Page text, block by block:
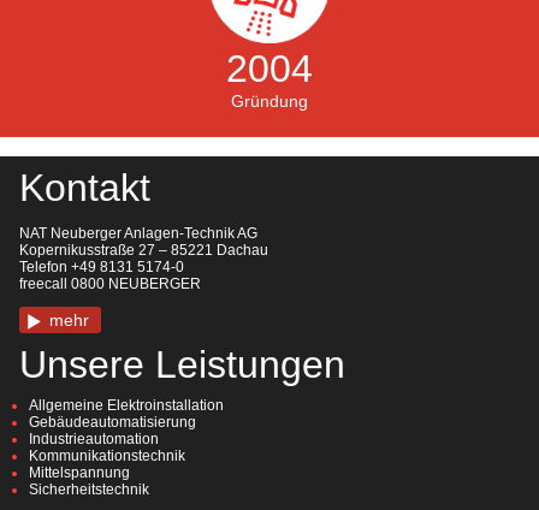
2004
Gründung
Kontakt
NAT Neuberger Anlagen-Technik AG
Kopernikusstraße 27 – 85221 Dachau
Telefon +49 8131 5174-0
freecall 0800 NEUBERGER
mehr
Unsere Leistungen
Allgemeine Elektroinstallation
Gebäudeautomatisierung
Industrieautomation
Kommunikationstechnik
Mittelspannung
Sicherheitstechnik